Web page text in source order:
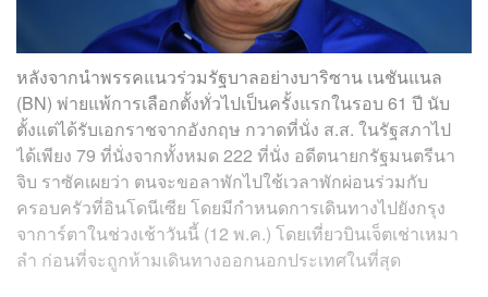
หลังจากนำพรรคแนวร่วมรัฐบาลอย่างบาริซาน เนชันแนล
(BN) พ่ายแพ้การเลือกตั้งทั่วไปเป็นครั้งแรกในรอบ 61 ปี นับ
ตั้งแต่ได้รับเอกราชจากอังกฤษ กวาดที่นั่ง ส.ส. ในรัฐสภาไป
ได้เพียง 79 ที่นั่งจากทั้งหมด 222 ที่นั่ง อดีตนายกรัฐมนตรีนา
จิบ ราซัคเผยว่า ตนจะขอลาพักไปใช้เวลาพักผ่อนร่วมกับ
ครอบครัวที่อินโดนีเซีย โดยมีกำหนดการเดินทางไปยังกรุง
จาการ์ตาในช่วงเช้าวันนี้ (12 พ.ค.) โดยเที่ยวบินเจ็ตเช่าเหมา
ลำ ก่อนที่จะถูกห้ามเดินทางออกนอกประเทศในที่สุด